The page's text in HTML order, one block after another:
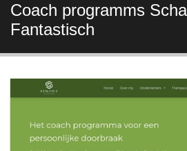
Coach programms
Fantastisch